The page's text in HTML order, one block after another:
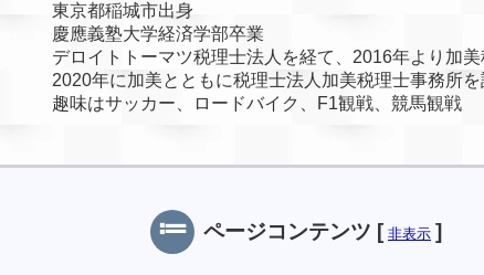
東京都稲城市出身
慶應義塾大学経済学部卒業
デロイトトーマツ税理士法人を経て、2016年より加
2020年に加美とともに税理士法人加美税理士事務所を
趣味はサッカー、ロードバイク、F1観戦、競馬観戦
ページコンテンツ [ 非表示 ]